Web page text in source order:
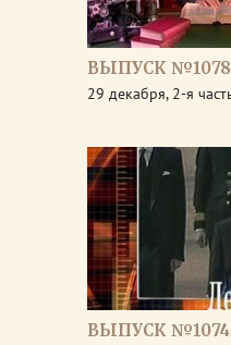
ВЫПУСК №1078
29 декабря, 2-я
ВЫПУСК №1074